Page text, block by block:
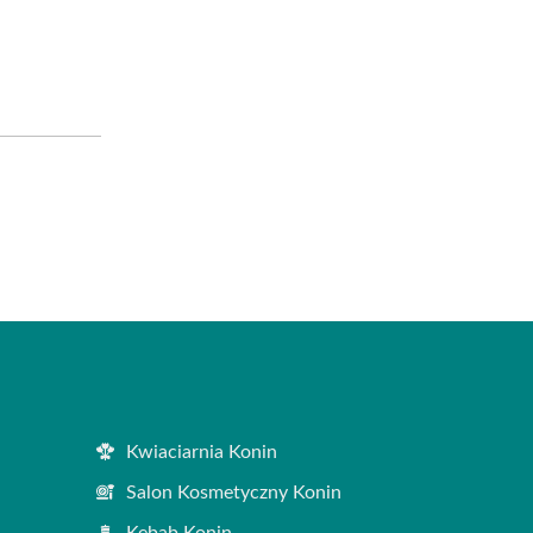
Kwiaciarnia Konin
Salon Kosmetyczny Konin